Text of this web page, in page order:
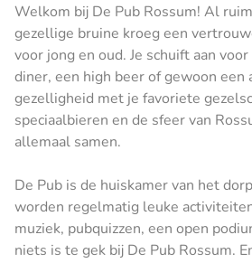
Welkom bij De Pub Rossum! Al
gezellige bruine kroeg een
voor jong en oud. Je schuift aan
diner, een high beer of gewoon een
gezelligheid met je favoriete
speciaalbieren en de sfeer van
allemaal samen.
De Pub is de huiskamer van het
worden regelmatig leuke
muziek, pubquizzen, een open
niets is te gek bij De Pub Rossum.